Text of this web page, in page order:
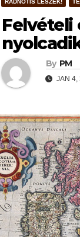
RADNÓTIS LESZEK!
Felvételi
By PM
JAN 4,